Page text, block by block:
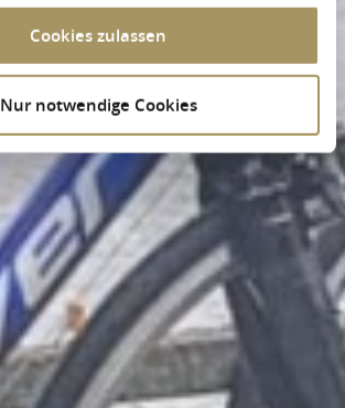
Cookies zulassen
Nur notwendige Cookies